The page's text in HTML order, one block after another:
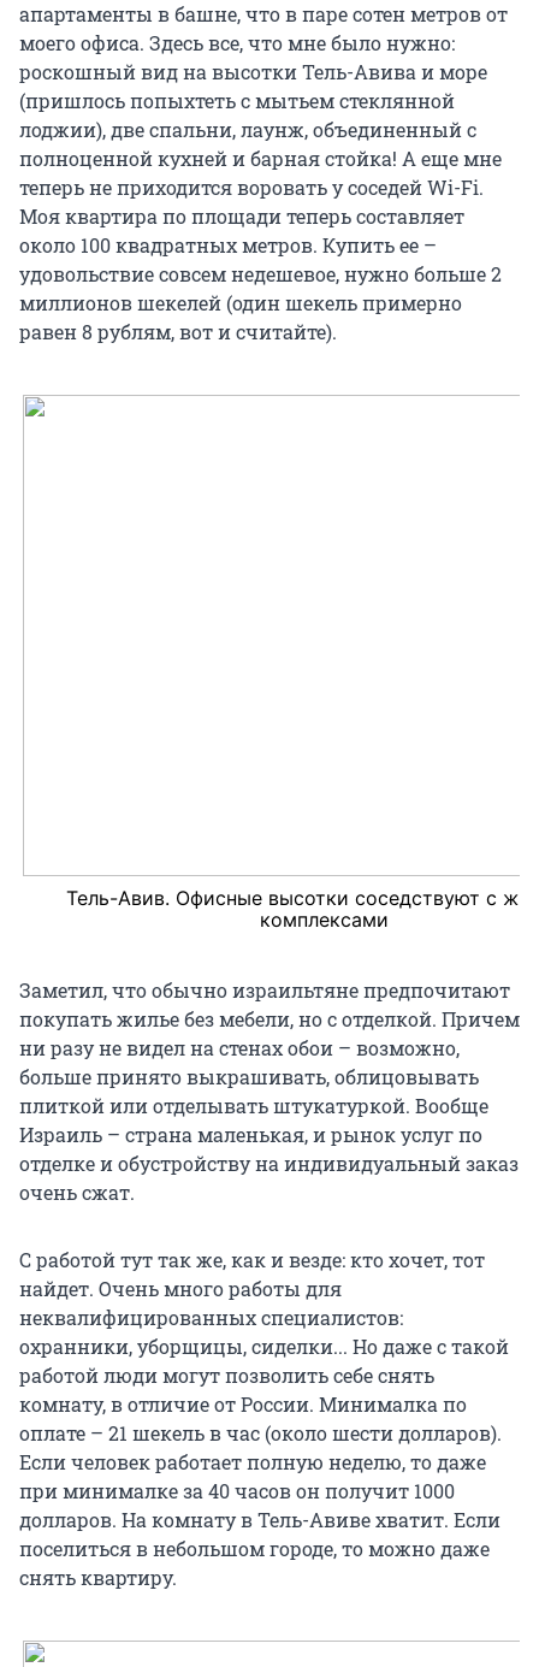
апартаменты в башне, что в паре сотен метров от
моего офиса. Здесь все, что мне было нужно:
роскошный вид на высотки Тель-Авива и море
(пришлось попыхтеть с мытьем стеклянной
лоджии), две спальни, лаунж, объединенный с
полноценной кухней и барная стойка! А еще мне
теперь не приходится воровать у соседей Wi-Fi.
Моя квартира по площади теперь составляет
около 100 квадратных метров. Купить ее –
удовольствие совсем недешевое, нужно больше 2
миллионов шекелей (один шекель примерно
равен 8 рублям, вот и считайте).
Тель-Авив. Офисные высотки соседствуют с
комплексами
Заметил, что обычно израильтяне предпочитают
покупать жилье без мебели, но с отделкой. Причем
ни разу не видел на стенах обои – возможно,
больше принято выкрашивать, облицовывать
плиткой или отделывать штукатуркой. Вообще
Израиль – страна маленькая, и рынок услуг по
отделке и обустройству на индивидуальный заказ
очень сжат.
С работой тут так же, как и везде: кто хочет, тот
найдет. Очень много работы для
неквалифицированных специалистов:
охранники, уборщицы, сиделки... Но даже с такой
работой люди могут позволить себе снять
комнату, в отличие от России. Минималка по
оплате – 21 шекель в час (около шести долларов).
Если человек работает полную неделю, то даже
при минималке за 40 часов он получит 1000
долларов. На комнату в Тель-Авиве хватит. Если
поселиться в небольшом городе, то можно даже
снять квартиру.